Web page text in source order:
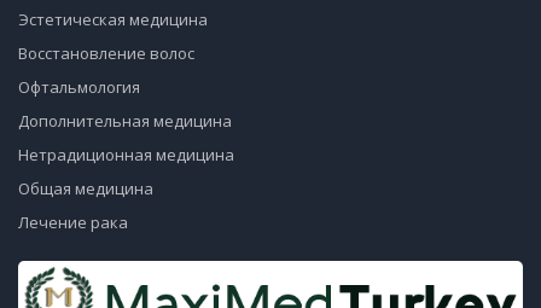
Эстетическая медицина
Восстановление волос
Офтальмология
Дополнительная медицина
Нетрадиционная медицина
Общая медицина
Лечение рака